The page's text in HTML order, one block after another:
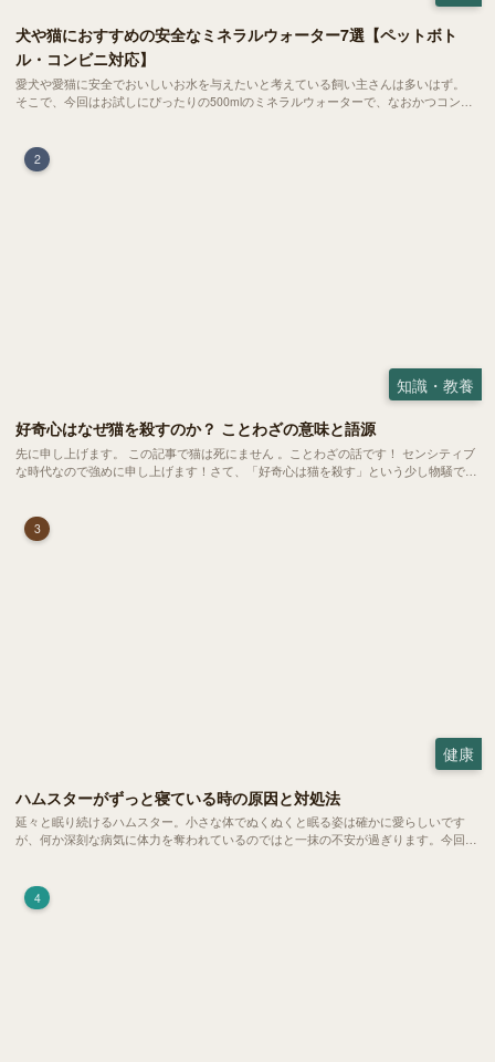
犬や猫におすすめの安全なミネラルウォーター7選【ペットボト
ル・コンビニ対応】
愛犬や愛猫に安全でおいしいお水を与えたいと考えている飼い主さんは多いはず。
そこで、今回はお試しにぴったりの500mlのミネラルウォーターで、なおかつコンビ
2
知識・教養
好奇心はなぜ猫を殺すのか？ ことわざの意味と語源
先に申し上げます。 この記事で猫は死にません 。ことわざの話です！ センシティブ
な時代なので強めに申し上げます！さて、「好奇心は猫を殺す」という少し物騒で、
3
健康
ハムスターがずっと寝ている時の原因と対処法
延々と眠り続けるハムスター。小さな体でぬくぬくと眠る姿は確かに愛らしいです
が、何か深刻な病気に体力を奪われているのではと一抹の不安が過ぎります。今回
4